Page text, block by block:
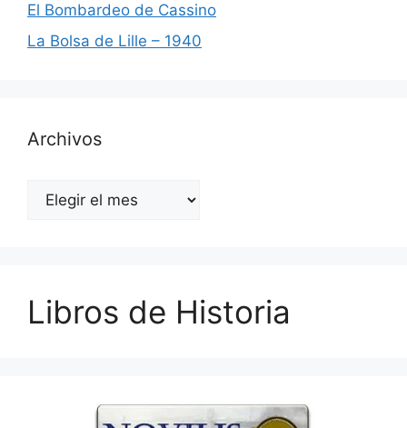
El Bombardeo de Cassino
La Bolsa de Lille – 1940
Archivos
Archivos
Libros de Historia